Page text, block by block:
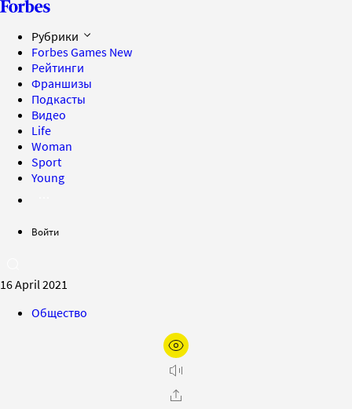
Рубрики
Forbes Games New
Рейтинги
Франшизы
Подкасты
Видео
Life
Woman
Sport
Young
Войти
16 April 2021
Общество